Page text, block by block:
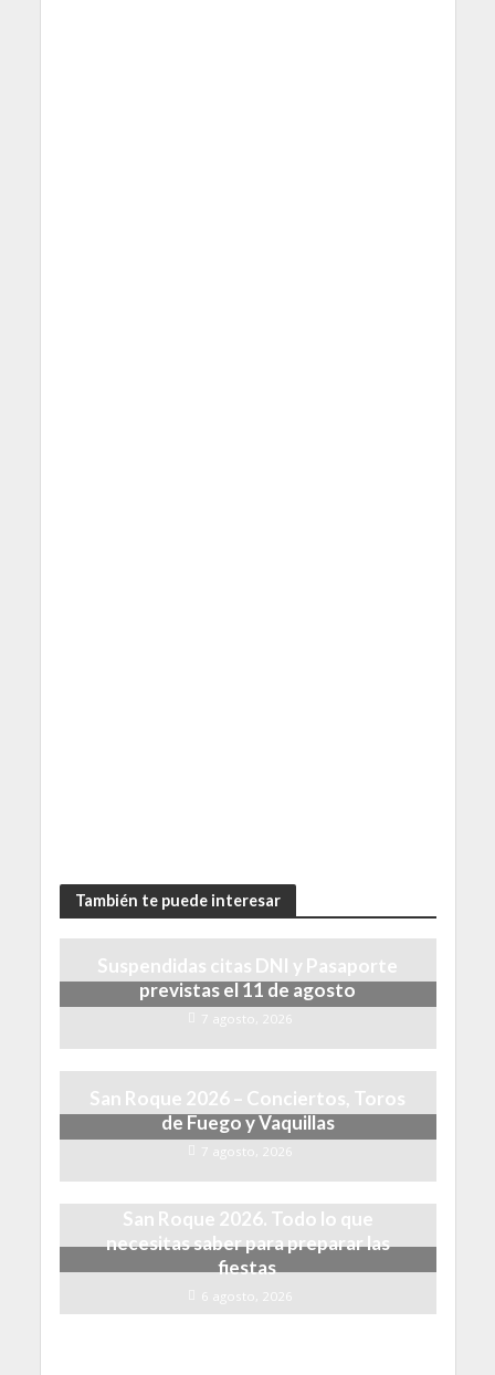
También te puede interesar
Suspendidas citas DNI y Pasaporte
previstas el 11 de agosto
7 agosto, 2026
San Roque 2026 – Conciertos, Toros
de Fuego y Vaquillas
7 agosto, 2026
San Roque 2026. Todo lo que
necesitas saber para preparar las
fiestas
6 agosto, 2026